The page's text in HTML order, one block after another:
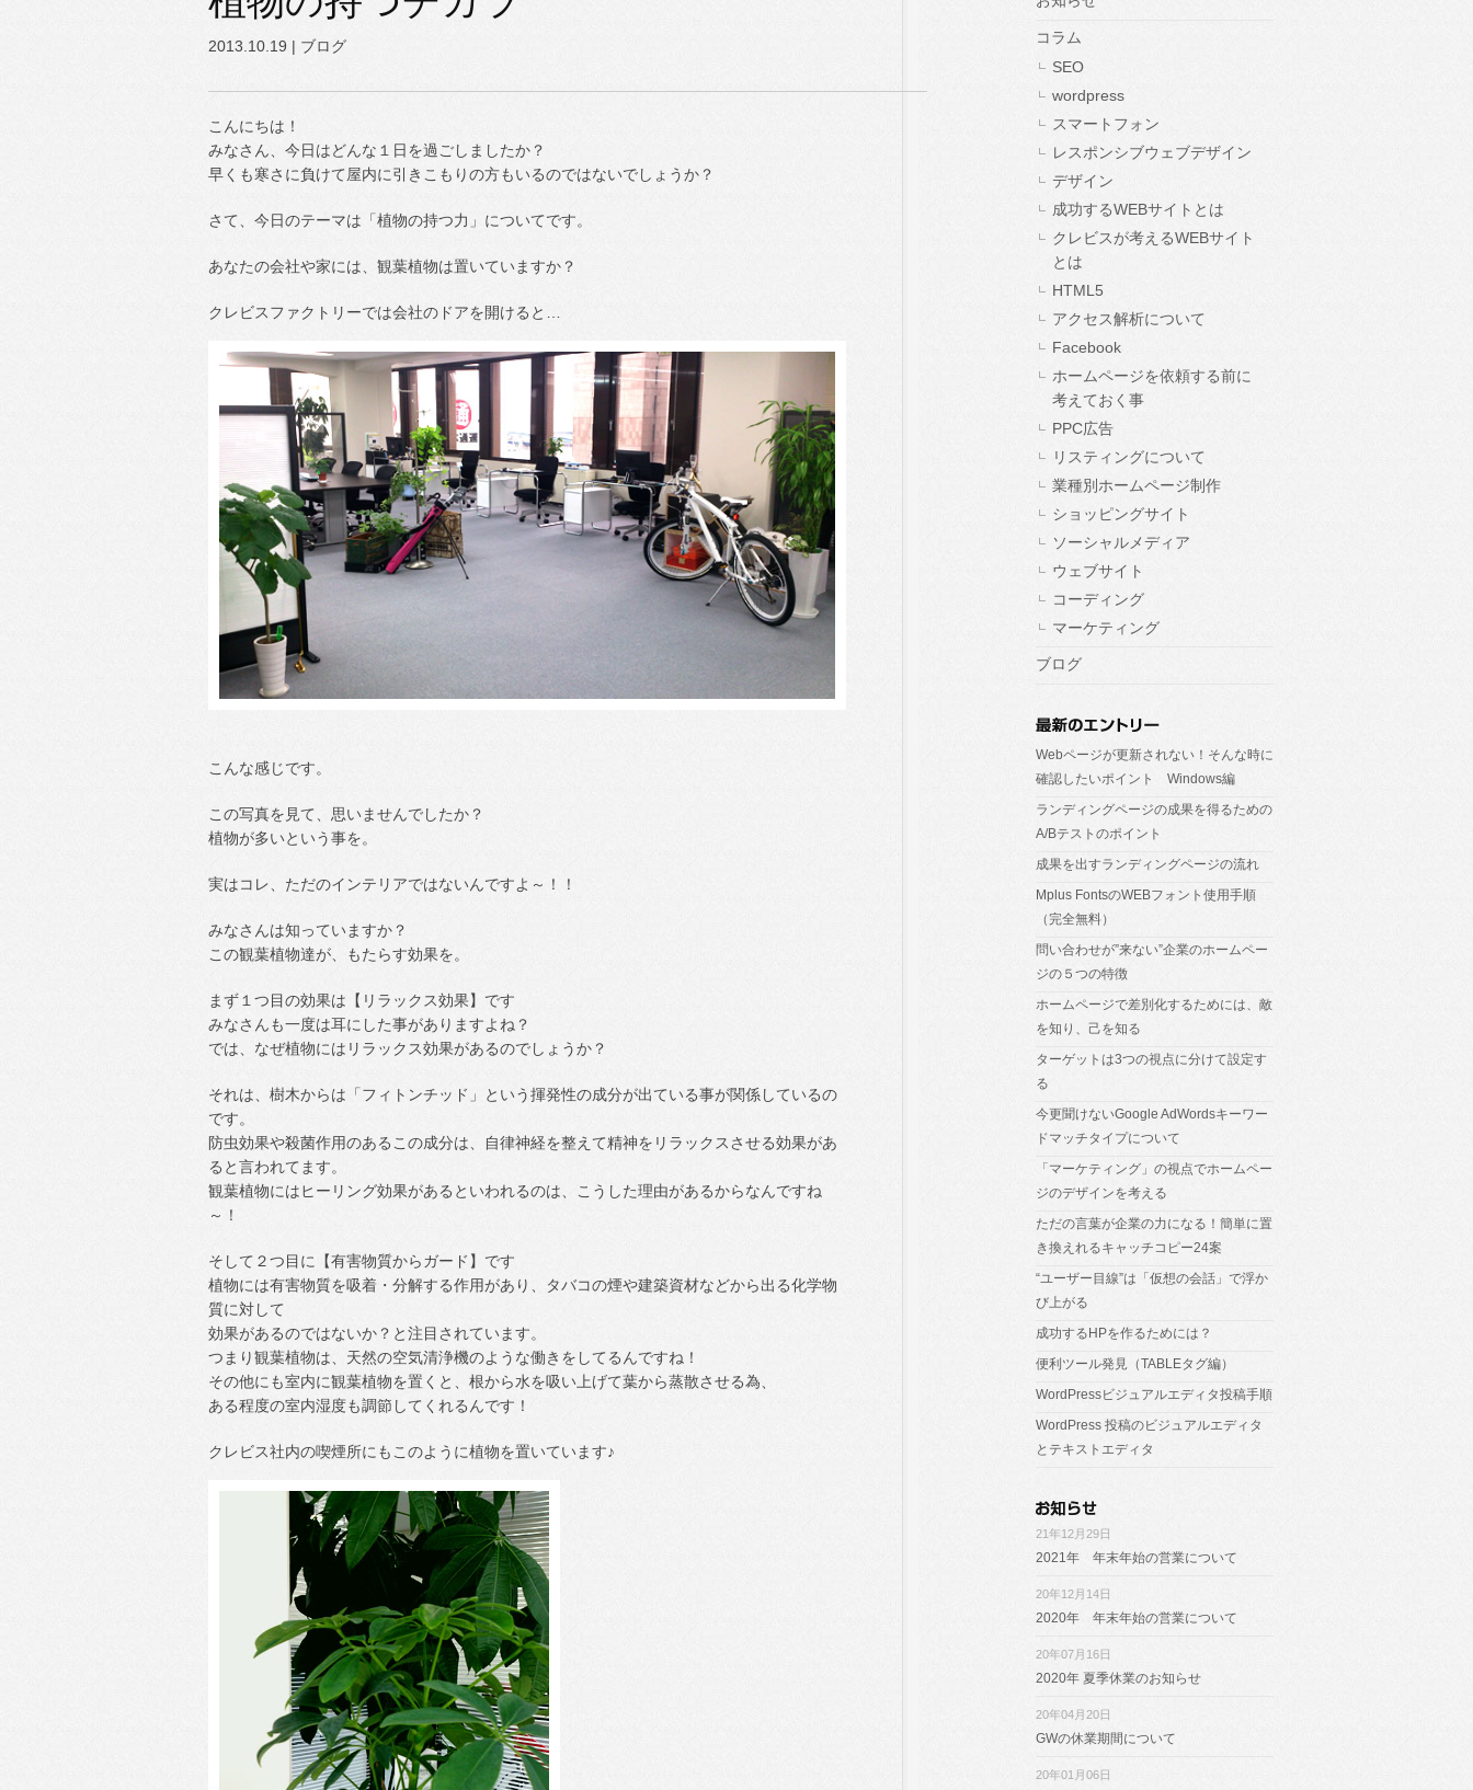
2013.10.19 | ブログ
こんにちは！
みなさん、今日はどんな１日を過ごしましたか？
早くも寒さに負けて屋内に引きこもりの方もいるのではないでしょうか？
さて、今日のテーマは「植物の持つ力」についてです。
あなたの会社や家には、観葉植物は置いていますか？
クレビスファクトリーでは会社のドアを開けると…
こんな感じです。
この写真を見て、思いませんでしたか？
植物が多いという事を。
実はコレ、ただのインテリアではないんですよ～！！
みなさんは知っていますか？
この観葉植物達が、もたらす効果を。
まず１つ目の効果は【リラックス効果】です
みなさんも一度は耳にした事がありますよね？
では、なぜ植物にはリラックス効果があるのでしょうか？
それは、樹木からは「フィトンチッド」という揮発性の成分が出ている事が関係しているの
です。
防虫効果や殺菌作用のあるこの成分は、自律神経を整えて精神をリラックスさせる効果があ
ると言われてます。
観葉植物にはヒーリング効果があるといわれるのは、こうした理由があるからなんですね
～！
そして２つ目に【有害物質からガード】です
植物には有害物質を吸着・分解する作用があり、タバコの煙や建築資材などから出る化学物
質に対して
効果があるのではないか？と注目されています。
つまり観葉植物は、天然の空気清浄機のような働きをしてるんですね！
その他にも室内に観葉植物を置くと、根から水を吸い上げて葉から蒸散させる為、
ある程度の室内湿度も調節してくれるんです！
クレビス社内の喫煙所にもこのように植物を置いています♪
コラム
SEO
wordpress
スマートフォン
レスポンシブウェブデザイン
デザイン
成功するWEBサイトとは
クレビスが考えるWEBサイト
とは
HTML5
アクセス解析について
Facebook
ホームページを依頼する前に
考えておく事
PPC広告
リスティングについて
業種別ホームページ制作
ショッピングサイト
ソーシャルメディア
ウェブサイト
コーディング
マーケティング
ブログ
Webページが更新されない！そんな時に
確認したいポイント Windows編
ランディングページの成果を得るための
A/Bテストのポイント
成果を出すランディングページの流れ
Mplus FontsのWEBフォント使用手順
（完全無料）
問い合わせが”来ない”企業のホームペー
ジの５つの特徴
ホームページで差別化するためには、敵
を知り、己を知る
ターゲットは3つの視点に分けて設定す
る
今更聞けないGoogle AdWordsキーワー
ドマッチタイプについて
「マーケティング」の視点でホームペー
ジのデザインを考える
ただの言葉が企業の力になる！簡単に置
き換えれるキャッチコピー24案
“ユーザー目線”は「仮想の会話」で浮か
び上がる
成功するHPを作るためには？
便利ツール発見（TABLEタグ編）
WordPressビジュアルエディタ投稿手順
WordPress 投稿のビジュアルエディタ
とテキストエディタ
21年12月29日
2021年 年末年始の営業について
20年12月14日
2020年 年末年始の営業について
20年07月16日
2020年 夏季休業のお知らせ
20年04月20日
GWの休業期間について
20年01月06日